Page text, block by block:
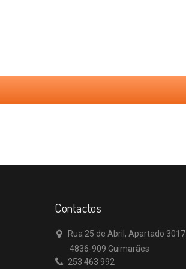
Contactos
Rua 25 de Abril, Apartado 3017
4836-909 Guimarães
253 463 992